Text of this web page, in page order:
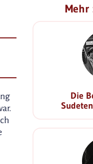
Mehr
Die